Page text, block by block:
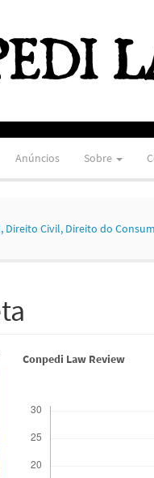
Anúncios Sobre
Direito Civil, Direito do
Conteúdo
artigo
principal
Conpedi Law Review